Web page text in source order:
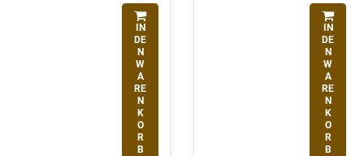
IN
DE
N
W
A
RE
N
K
O
R
B
IN
DE
N
W
A
RE
N
K
O
R
B